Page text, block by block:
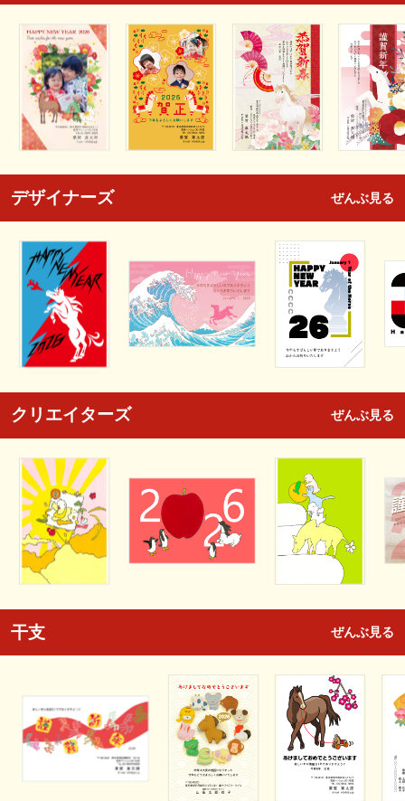
デザイナーズ ぜんぶ見る
クリエイターズ ぜんぶ見る
干支 ぜんぶ見る